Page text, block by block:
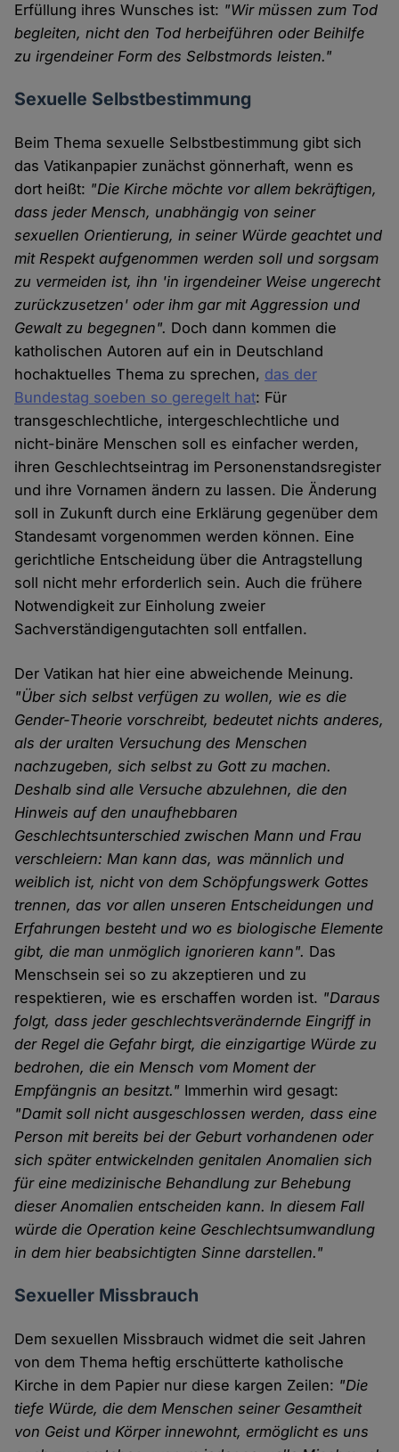
Erfüllung ihres Wunsches ist: "Wir müssen zum Tod
begleiten, nicht den Tod herbeiführen oder Beihilfe
zu irgendeiner Form des Selbstmords leisten."
Sexuelle Selbstbestimmung
Beim Thema sexuelle Selbstbestimmung gibt sich
das Vatikanpapier zunächst gönnerhaft, wenn es
dort heißt: "Die Kirche möchte vor allem bekräftigen,
dass jeder Mensch, unabhängig von seiner
sexuellen Orientierung, in seiner Würde geachtet und
mit Respekt aufgenommen werden soll und sorgsam
zu vermeiden ist, ihn 'in irgendeiner Weise ungerecht
zurückzusetzen' oder ihm gar mit Aggression und
Gewalt zu begegnen". Doch dann kommen die
katholischen Autoren auf ein in Deutschland
hochaktuelles Thema zu sprechen, das der
Bundestag soeben so geregelt hat: Für
transgeschlechtliche, intergeschlechtliche und
nicht-binäre Menschen soll es einfacher werden,
ihren Geschlechtseintrag im Personenstandsregister
und ihre Vornamen ändern zu lassen. Die Änderung
soll in Zukunft durch eine Erklärung gegenüber dem
Standesamt vorgenommen werden können. Eine
gerichtliche Entscheidung über die Antragstellung
soll nicht mehr erforderlich sein. Auch die frühere
Notwendigkeit zur Einholung zweier
Sachverständigengutachten soll entfallen.
Der Vatikan hat hier eine abweichende Meinung.
"Über sich selbst verfügen zu wollen, wie es die
Gender-Theorie vorschreibt, bedeutet nichts anderes,
als der uralten Versuchung des Menschen
nachzugeben, sich selbst zu Gott zu machen.
Deshalb sind alle Versuche abzulehnen, die den
Hinweis auf den unaufhebbaren
Geschlechtsunterschied zwischen Mann und Frau
verschleiern: Man kann das, was männlich und
weiblich ist, nicht von dem Schöpfungswerk Gottes
trennen, das vor allen unseren Entscheidungen und
Erfahrungen besteht und wo es biologische Elemente
gibt, die man unmöglich ignorieren kann". Das
Menschsein sei so zu akzeptieren und zu
respektieren, wie es erschaffen worden ist. "Daraus
folgt, dass jeder geschlechtsverändernde Eingriff in
der Regel die Gefahr birgt, die einzigartige Würde zu
bedrohen, die ein Mensch vom Moment der
Empfängnis an besitzt." Immerhin wird gesagt:
"Damit soll nicht ausgeschlossen werden, dass eine
Person mit bereits bei der Geburt vorhandenen oder
sich später entwickelnden genitalen Anomalien sich
für eine medizinische Behandlung zur Behebung
dieser Anomalien entscheiden kann. In diesem Fall
würde die Operation keine Geschlechtsumwandlung
in dem hier beabsichtigten Sinne darstellen."
Sexueller Missbrauch
Dem sexuellen Missbrauch widmet die seit Jahren
von dem Thema heftig erschütterte katholische
Kirche in dem Papier nur diese kargen Zeilen: "Die
tiefe Würde, die dem Menschen seiner Gesamtheit
von Geist und Körper innewohnt, ermöglicht es uns